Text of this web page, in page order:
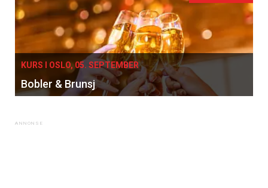
KURS I OSLO, 05. SEPTEMBER
Bobler & Brunsj